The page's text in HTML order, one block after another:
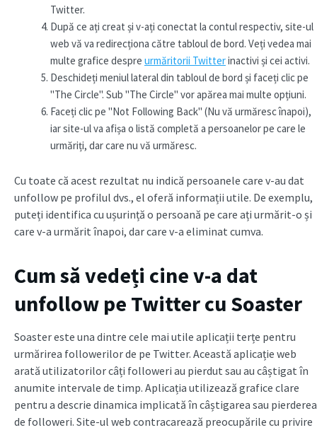
Twitter.
După ce ați creat și v-ați conectat la contul respectiv, site-ul
web vă va redirecționa către tabloul de bord. Veți vedea mai
multe grafice despre urmăritorii Twitterinactivi și cei activi.
Deschideți meniul lateral din tabloul de bord și faceți clic pe
"The Circle". Sub "The Circle" vor apărea mai multe opțiuni.
Faceți clic pe "Not Following Back" (Nu vă urmăresc înapoi),
iar site-ul va afișa o listă completă a persoanelor pe care le
urmăriți, dar care nu vă urmăresc.
Cu toate că acest rezultat nu indică persoanele care v-au dat
unfollow pe profilul dvs., el oferă informații utile. De exemplu,
puteți identifica cu ușurință o persoană pe care ați urmărit-o și
care v-a urmărit înapoi, dar care v-a eliminat cumva.
Cum să vedeți cine v-a dat
unfollow pe Twitter cu Soaster
Soaster este una dintre cele mai utile aplicații terțe pentru
urmărirea followerilor de pe Twitter. Această aplicație web
arată utilizatorilor câți followeri au pierdut sau au câștigat în
anumite intervale de timp. Aplicația utilizează grafice clare
pentru a descrie dinamica implicată în câștigarea sau pierderea
de followeri. Site-ul web contracarează preocupările cu privire